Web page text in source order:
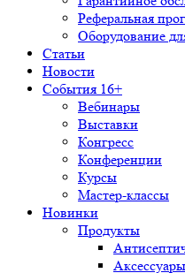
Реферальная
Оборудование
Статьи
Новости
События 16+
Вебинары
Выставки
Конгресс
Конференции
Курсы
Мастер-классы
Новинки
Продукты
Аксессуары